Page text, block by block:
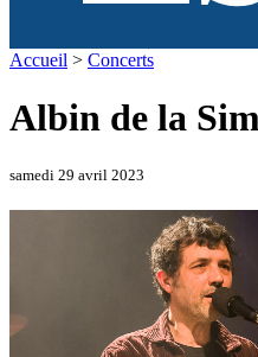
Accueil > Concerts
Albin de la
samedi 29 avril 2023